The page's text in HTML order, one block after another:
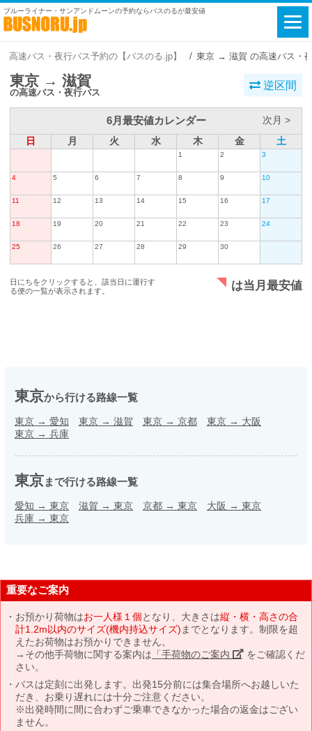
ブルーライナー・サンアンドムーンの予約ならバスのるが最安値
高速バス・夜行バス予約の【バスのる.jp】 東京 → 滋賀 の高速バス・
東京 → 滋賀
の高速バス・夜行バス
逆区間
6月最安値カレンダー
次月 >
日
月 火 水 木 金 土
1 2 3
4 5 6 7 8 9 10
11 12 13 14 15 16 17
18 19 20 21 22 23 24
25 26 27 28 29 30
日にちをクリックすると、該当日に運行す
る便の一覧が表示されます。
は当月最安値
東京から行ける路線一覧
東京 → 愛知 東京 → 滋賀 東京 → 京都 東京 → 大阪
東京 → 兵庫
東京まで行ける路線一覧
愛知 → 東京 滋賀 → 東京 京都 → 東京 大阪 → 東京
兵庫 → 東京
重要なご案内
お預かり荷物はお一人様１個となり、大きさは縦・横・高さの合
計1.2m以内のサイズ(機内持込サイズ) までとなります。制限を超
えたお荷物はお預かりできません。
→その他手荷物に関する案内は 「手荷物のご案内」 をご確認くだ
さい。
バスは定刻に出発します。出発15分前には集合場所へお越しいた
だき、お乗り遅れには十分ご注意ください。
※出発時間に間に合わずご乗車できなかった場合の返金はござい
ません。